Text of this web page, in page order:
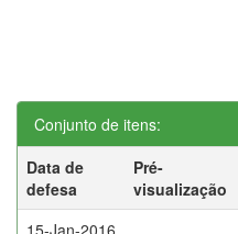
Conjunto de itens:
Data de
defesa
Pré-
visualização
15-Jan-2016